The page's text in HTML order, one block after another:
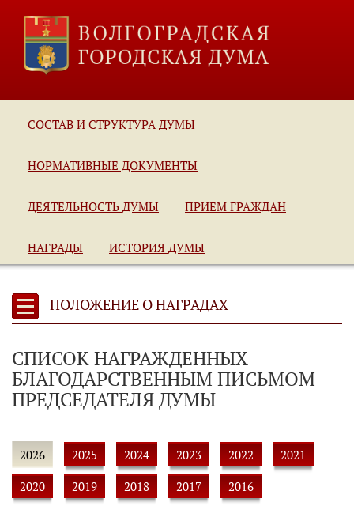
СОСТАВ И СТРУКТУРА ДУМЫ
НОРМАТИВНЫЕ ДОКУМЕНТЫ
ДЕЯТЕЛЬНОСТЬ ДУМЫ ПРИЕМ ГРАЖДАН
НАГРАДЫ ИСТОРИЯ ДУМЫ
ПОЛОЖЕНИЕ О НАГРАДАХ
СПИСОК НАГРАЖДЕННЫХ
БЛАГОДАРСТВЕННЫМ ПИСЬМОМ
ПРЕДСЕДАТЕЛЯ ДУМЫ
2026 2025 2024 2023 2022
2021
2020
2019 2018 2017 2016